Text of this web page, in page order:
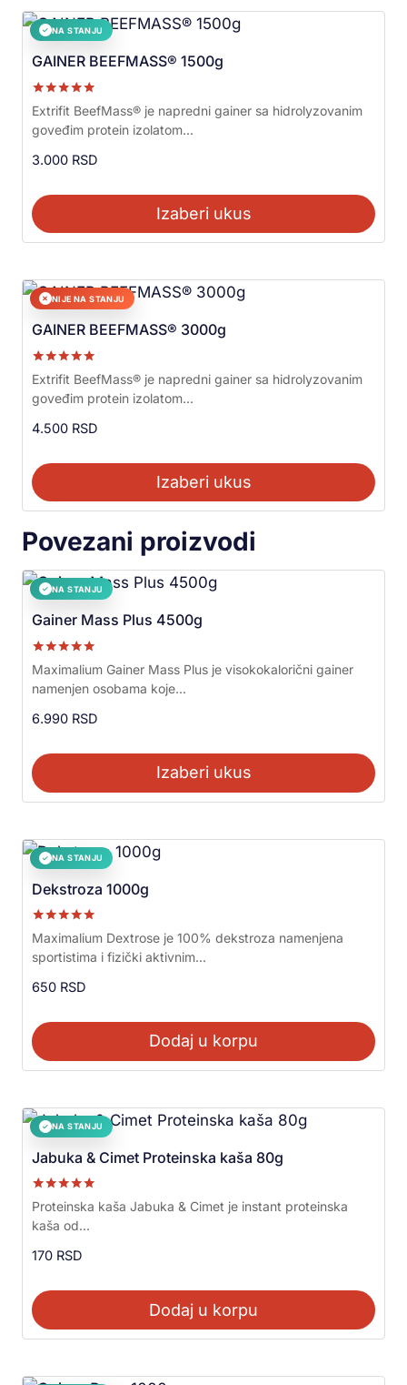
✓ NA STANJU
GAINER BEEFMASS® 1500g
Ocenjeno sa
5.00
od 5
Extrifit BeefMass® je napredni gainer sa hidrolyzovanim
goveđim protein izolatom...
3.000 RSD
Izaberi ukus
✕ NIJE NA STANJU
GAINER BEEFMASS® 3000g
Ocenjeno sa
5.00
od 5
Extrifit BeefMass® je napredni gainer sa hidrolyzovanim
goveđim protein izolatom...
4.500 RSD
Izaberi ukus
Povezani proizvodi
✓ NA STANJU
Gainer Mass Plus 4500g
Ocenjeno sa
5.00
od 5
Maximalium Gainer Mass Plus je visokokalorični gainer
namenjen osobama koje...
6.990 RSD
Izaberi ukus
✓ NA STANJU
Dekstroza 1000g
Ocenjeno sa
5.00
od 5
Maximalium Dextrose je 100% dekstroza namenjena
sportistima i fizički aktivnim...
650 RSD
Dodaj u korpu
✓ NA STANJU
Jabuka & Cimet Proteinska kaša 80g
Ocenjeno sa
5.00
od 5
Proteinska kaša Jabuka & Cimet je instant proteinska
kaša od...
170 RSD
Dodaj u korpu